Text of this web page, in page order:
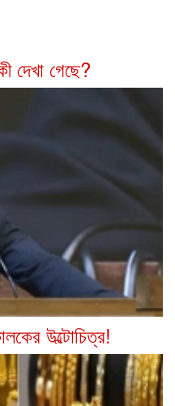
দেখা গেছে?
উল্টোচিত্র!